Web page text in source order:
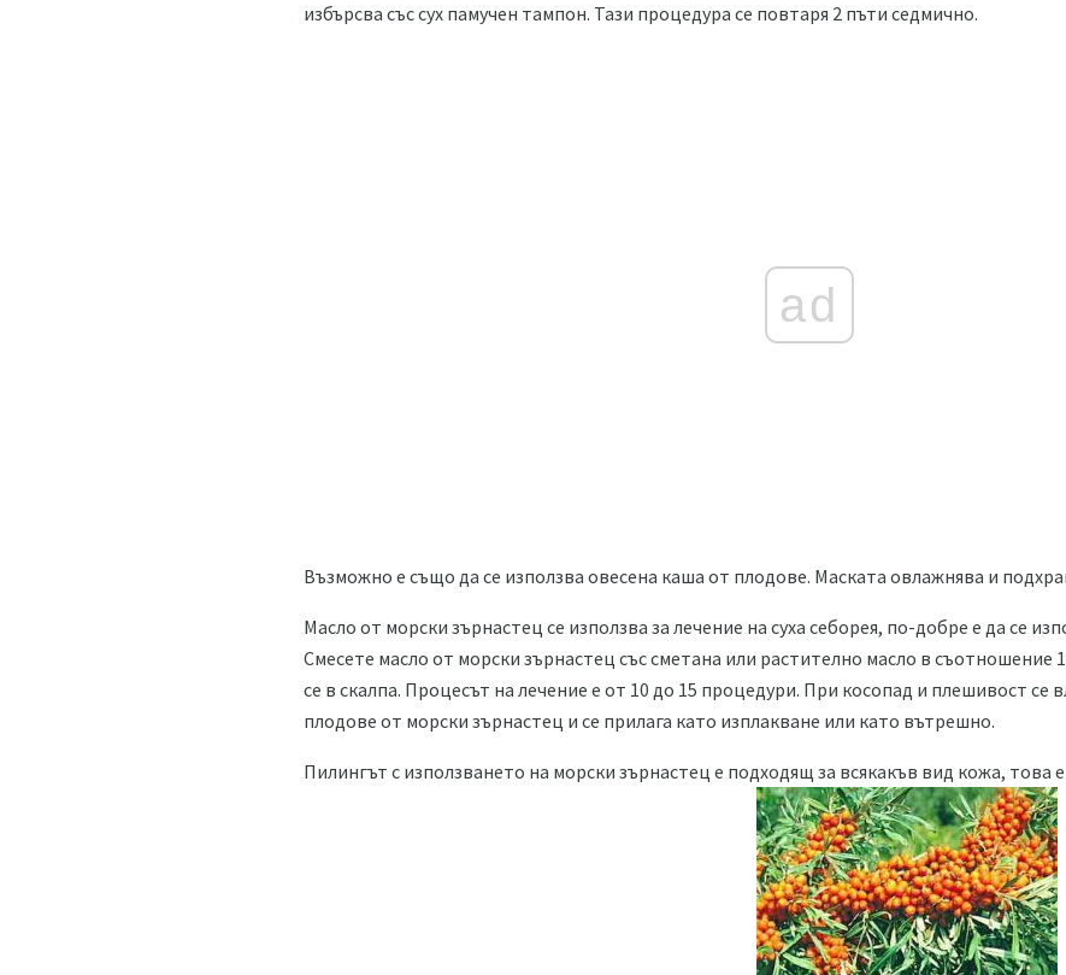
избърсва със сух памучен тампон. Тази процедура се повтаря 2 пъти седмично.
ad
Възможно е също да се използва овесена каша от плодове. Маската овлажнява и
Масло от морски зърнастец се използва за лечение на суха себорея, по-добре е да се
Смесете масло от морски зърнастец със сметана или растително масло в съотношение
се в скалпа. Процесът на лечение е от 10 до 15 процедури. При косопад и плешивост се
плодове от морски зърнастец и се прилага като изплакване или като вътрешно.
Пилингът с използването на морски зърнастец е подходящ за всякакъв вид кожа, това